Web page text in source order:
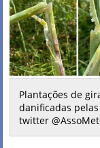
Plantações de
danificadas
twitter